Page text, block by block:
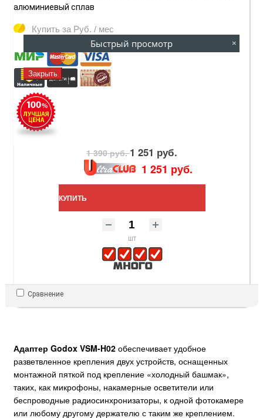
алюминиевый сплав
Купить за Руб. / мес
1 390 руб.1 251 руб.
1 251 руб.
КУПИТЬ
шт
Сравнение
Адаптер Godox VSM-H02 обеспечивает удобное
разветвленное крепления двух устройств, оснащенных
монтажной пяткой под крепление «холодный башмак»,
таких, как микрофоны, накамерные осветители или
беспроводные радиосинхронизаторы, к одной фотокамере
или любому другому держателю с таким же креплением.
Быстрый просмотр ×
Закрыть